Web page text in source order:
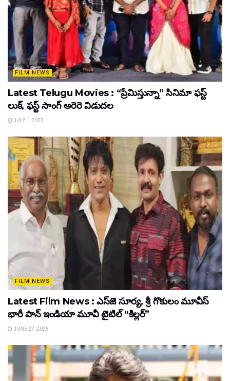
FILM NEWS
Latest Telugu Movies : “ప్రేమిస్తున్నా” సినిమా ఫస్ట్
లుక్, ఫస్ట్ సాంగ్ అరెరె విడుదల
JULY 1, 2025
FILM NEWS
Latest Film News : ఎస్‌జె సూర్య, శ్రీ గొకులం మూవీస్‌
భారీ పాన్‌ ఇండియా మూవీ టైటిల్ “కిల్లర్”
JUNE 27, 2025